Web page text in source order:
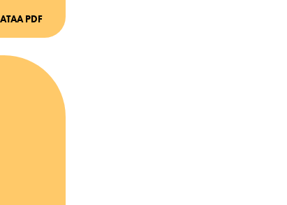
PDF